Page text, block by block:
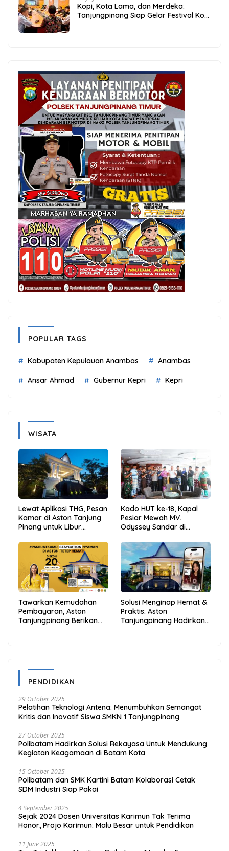
Kopi, Kota Lama, dan Merdeka:
Tanjungpinang Siap Gelar Festival Kopi
POPULAR TAGS
Kabupaten Kepulauan Anambas Anambas
Ansar Ahmad Gubernur Kepri Kepri
WISATA
Lewat Aplikasi THG, Pesan
Kamar di Aston Tanjung
Pinang untuk Libur
dan Hemat
Kado HUT ke-18, Kapal
Pesiar Mewah MV.
Odyssey Sandar di
Anambas Siap Mendunia
Tawarkan Kemudahan
Pembayaran, Aston
Tanjungpinang Berikan
Solusi Menginap Hemat &
Praktis: Aston
Tanjungpinang Hadirkan
PENDIDIKAN
29 October 2025
Pelatihan Teknologi Antena: Menumbuhkan Semangat
Kritis dan Inovatif Siswa SMKN 1 Tanjungpinang
27 October 2025
Polibatam Hadirkan Solusi Rekayasa Untuk Mendukung
Kegiatan Keagamaan di Batam Kota
15 October 2025
Polibatam dan SMK Kartini Batam Kolaborasi Cetak
SDM Industri Siap Pakai
4 September 2025
Sejak 2024 Dosen Universitas Karimun Tak Terima
Honor, Projo Karimun: Malu Besar untuk Pendidikan
11 June 2025